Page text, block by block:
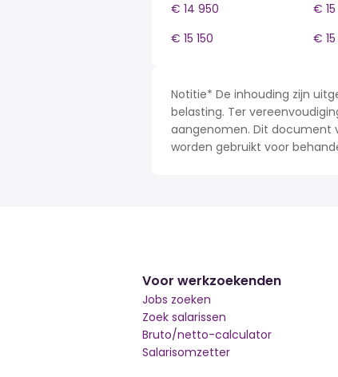
€ 14 950
€
€ 15 150
€
Notitie* De inhouding zijn
belasting. Ter
aangenomen. Dit document
worden gebruikt voor
Voor werkzoekenden
Jobs zoeken
Zoek salarissen
Bruto/netto-calculator
Salarisomzetter